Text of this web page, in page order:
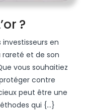
?
Investir
Dans
L’or ?
rareté et de son
vous souhaitiez
contre
peut être une
qui {...}